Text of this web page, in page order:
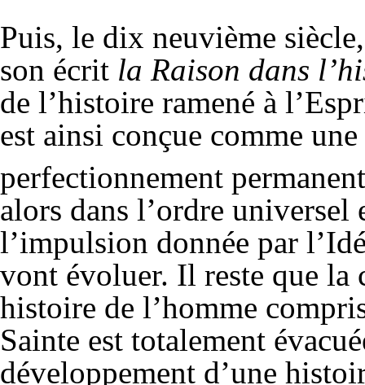
Puis, le dix neuvième
son écrit la Raison dans
de l’histoire ramené à
est ainsi conçue comme
perfectionnement
alors dans l’ordre universel
l’impulsion donnée par
vont évoluer. Il reste que la
histoire de l’homme
Sainte est totalement
développement d’une